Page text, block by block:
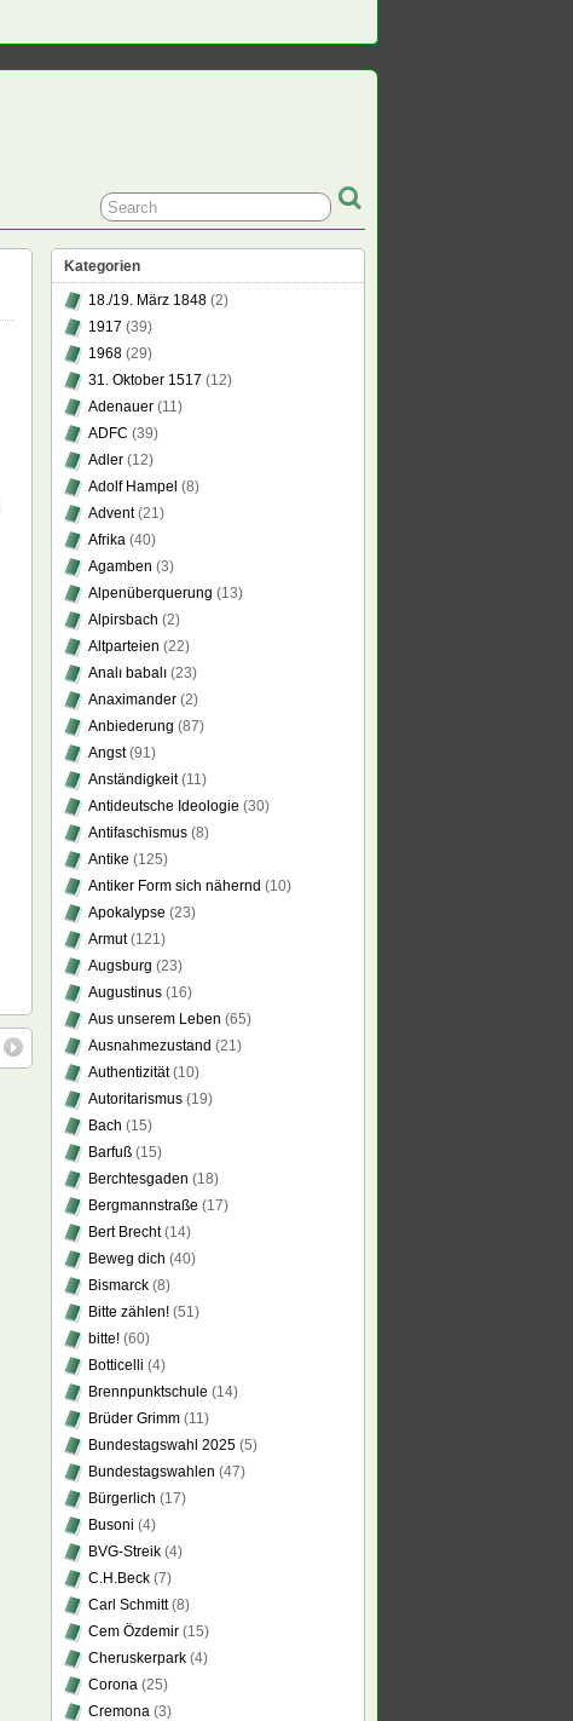
Kategorien
18./19. März 1848 (2)
1917 (39)
1968 (29)
31. Oktober 1517 (12)
Adenauer (11)
ADFC (39)
Adler (12)
Adolf Hampel (8)
Advent(21)
Afrika (40)
Agamben (3)
Alpenüberquerung (13)
Alpirsbach (2)
Altparteien (22)
Analı babalı (23)
Anaximander (2)
Anbiederung (87)
Angst(91)
Anständigkeit(11)
Antideutsche Ideologie (30)
Antifaschismus (8)
Antike (125)
Antiker Form sich nähernd (10)
Apokalypse (23)
Armut(121)
Augsburg (23)
Augustinus (16)
Aus unserem Leben (65)
Ausnahmezustand (21)
Authentizität(10)
Autoritarismus (19)
Bach (15)
Barfuß (15)
Berchtesgaden (18)
Bergmannstraße (17)
Bert Brecht(14)
Beweg dich (40)
Bismarck (8)
Bitte zählen! (51)
bitte! (60)
Botticelli (4)
Brennpunktschule (14)
Brüder Grimm (11)
Bundestagswahl 2025 (5)
Bundestagswahlen (47)
Bürgerlich (17)
Busoni (4)
BVG-Streik (4)
C.H.Beck (7)
Carl Schmitt(8)
Cem Özdemir (15)
Cheruskerpark (4)
Corona (25)
Cremona (3)